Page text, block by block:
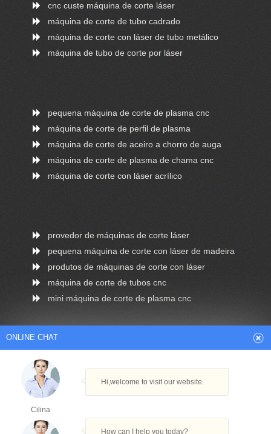
cnc custe máquina de corte láser
máquina de corte de tubo cadrado
máquina de corte con láser de tubo metálico
máquina de tubo de corte por láser
pequena máquina de corte de plasma cnc
máquina de corte de perfil de plasma
máquina de corte de aceiro a chorro de auga
máquina de corte de plasma de chama cnc
máquina de corte con láser acrílico
provedor de máquinas de corte láser
pequena máquina de corte con láser de madeira
produtos de máquinas de corte con láser
máquina de corte de tubos cnc
mini máquina de corte de plasma cnc
Arabic
German
Portuguese
ONLINE CHAT
Cilina
Hi,welcome to visit our website.
How can I help you today?